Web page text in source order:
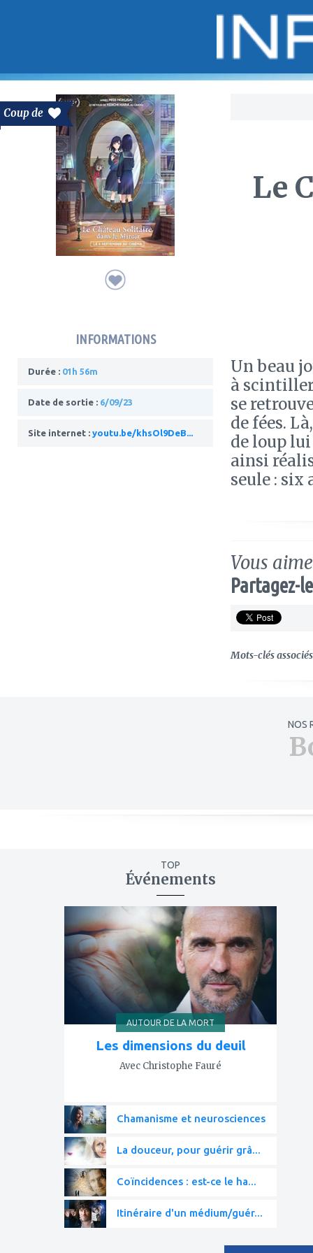
Coup de
INFORMATIONS
Durée : 01h 56m
Date de sortie : 6/09/23
Site internet : youtu.be/khsOl9DeB...
Le
Un beau
à
se
de fées.
de loup
ainsi
seule : six
Vous
Partagez-
Mots-clés
NOS
TOP
Événements
mes
favoris
AUTOUR DE LA MORT
Les dimensions du deuil
Avec Christophe Fauré
Chamanisme et neurosciences
La douceur, pour guérir grâ...
Coïncidences : est-ce le ha...
Itinéraire d'un médium/guér...